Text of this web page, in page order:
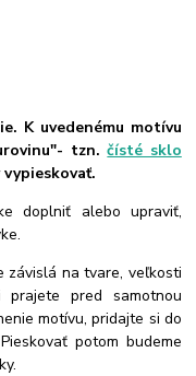
K uvedenému motívu
tzn.čísté sklo
doplniť alebo upraviť,
závislá na tvare, veľkosti
pred samotnou
motívu, pridajte si do
potom budeme